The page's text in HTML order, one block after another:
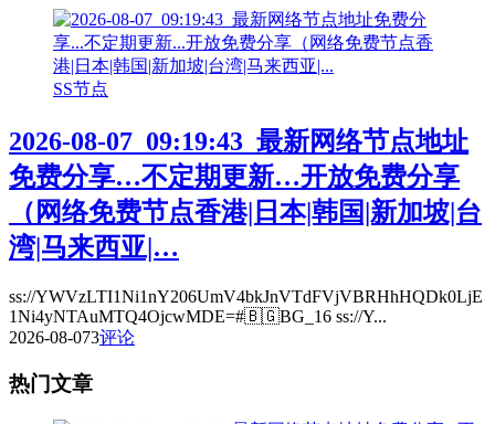
SS节点
2026-08-07_09:19:43_最新网络节点地址
免费分享…不定期更新…开放免费分享
（网络免费节点香港|日本|韩国|新加坡|台
湾|马来西亚|…
ss://YWVzLTI1Ni1nY206UmV4bkJnVTdFVjVBRHhHQDk0LjE
1Ni4yNTAuMTQ4OjcwMDE=#🇧🇬BG_16 ss://Y...
2026-08-073评论
热门文章